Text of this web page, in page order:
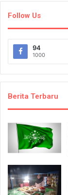
Follow Us
94
1000
Berita Terbaru